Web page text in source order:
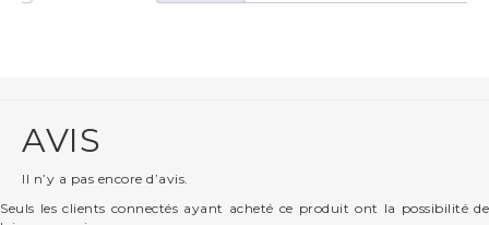
AVIS
Il n’y a pas encore d’avis.
Seuls les clients connectés ayant acheté ce produit ont la possibilité de